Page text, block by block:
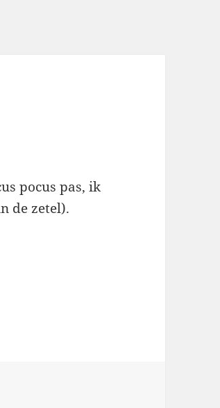
pocus pas, ik
de zetel).